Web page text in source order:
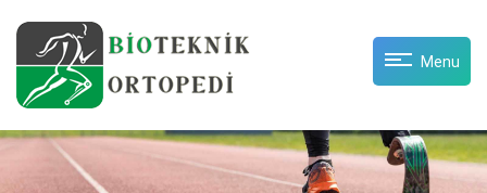
Menu